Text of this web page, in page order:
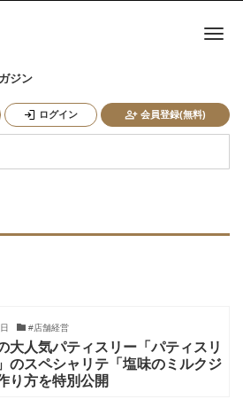
ジン
ログイン 会員登録(無料)
ナ
#店舗経営
大人気パティスリー「パティスリ
のスペシャリテ「塩味のミルクジ
り方を特別公開